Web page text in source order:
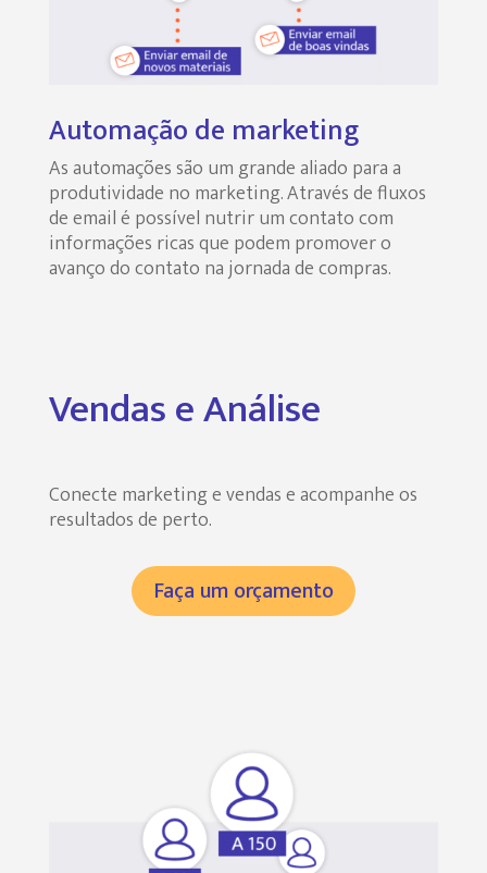
Automação de marketing
As automações são um grande aliado para a
produtividade no marketing. Através de fluxos
de email é possível nutrir um contato com
informações ricas que podem promover o
avanço do contato na jornada de compras.
Vendas e Análise
Conecte marketing e vendas e acompanhe os
resultados de perto.
Faça um orçamento